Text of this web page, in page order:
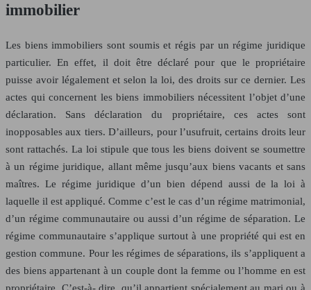
immobilier
Les biens immobiliers sont soumis et régis par un régime juridique
particulier. En effet, il doit être déclaré pour que le propriétaire
puisse avoir légalement et selon la loi, des droits sur ce dernier. Les
actes qui concernent les biens immobiliers nécessitent l’objet d’une
déclaration. Sans déclaration du propriétaire, ces actes sont
inopposables aux tiers. D’ailleurs, pour l’usufruit, certains droits leur
sont rattachés. La loi stipule que tous les biens doivent se soumettre
à un régime juridique, allant même jusqu’aux biens vacants et sans
maîtres. Le régime juridique d’un bien dépend aussi de la loi à
laquelle il est appliqué. Comme c’est le cas d’un régime matrimonial,
d’un régime communautaire ou aussi d’un régime de séparation. Le
régime communautaire s’applique surtout à une propriété qui est en
gestion commune. Pour les régimes de séparations, ils s’appliquent a
des biens appartenant à un couple dont la femme ou l’homme en est
propriétaire. C’est-à- dire, qu’il appartient spécialement au mari ou à